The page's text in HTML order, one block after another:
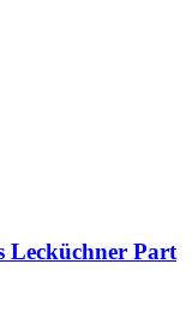
Lecküchner Part